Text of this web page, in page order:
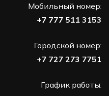
Мобильный номер:
+7 777 511 3153
Городской номер:
+7 727 273 7751
График работы: